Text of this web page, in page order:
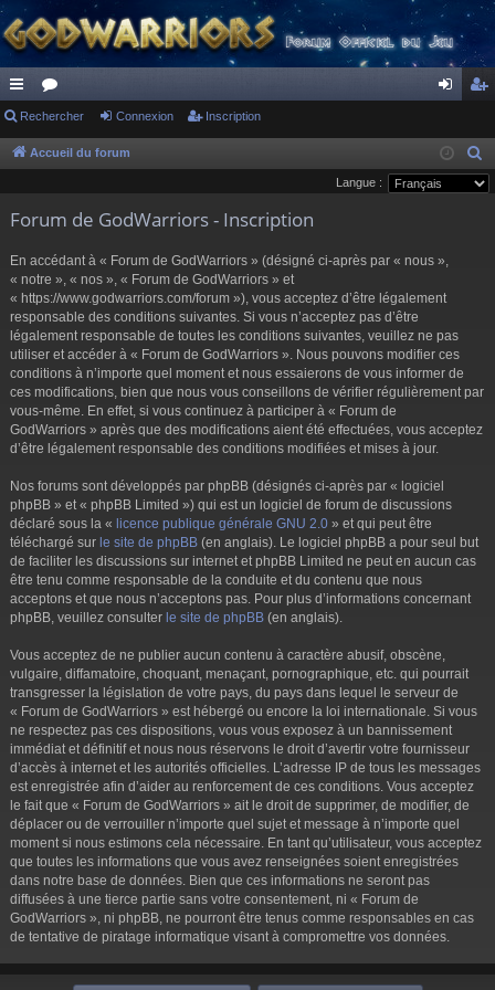
ac
co
ci
or
u
s
ne cri
pti
Rechercher Connexion Inscription
Accueil du forum
e
Langue :
Forum de GodWarriors - Inscription
En accédant à « Forum de GodWarriors » (désigné ci-après par « nous »,
« notre », « nos », « Forum de GodWarriors » et
« https://www.godwarriors.com/forum »), vous acceptez d’être légalement
responsable des conditions suivantes. Si vous n’acceptez pas d’être
légalement responsable de toutes les conditions suivantes, veuillez ne pas
utiliser et accéder à « Forum de GodWarriors ». Nous pouvons modifier ces
conditions à n’importe quel moment et nous essaierons de vous informer de
ces modifications, bien que nous vous conseillons de vérifier régulièrement par
vous-même. En effet, si vous continuez à participer à « Forum de
GodWarriors » après que des modifications aient été effectuées, vous acceptez
d’être légalement responsable des conditions modifiées et mises à jour.
Nos forums sont développés par phpBB (désignés ci-après par « logiciel
phpBB » et « phpBB Limited ») qui est un logiciel de forum de discussions
déclaré sous la « licence publique générale GNU 2.0 » et qui peut être
téléchargé sur le site de phpBB (en anglais). Le logiciel phpBB a pour seul but
de faciliter les discussions sur internet et phpBB Limited ne peut en aucun cas
être tenu comme responsable de la conduite et du contenu que nous
acceptons et que nous n’acceptons pas. Pour plus d’informations concernant
phpBB, veuillez consulter le site de phpBB (en anglais).
Vous acceptez de ne publier aucun contenu à caractère abusif, obscène,
vulgaire, diffamatoire, choquant, menaçant, pornographique, etc. qui pourrait
transgresser la législation de votre pays, du pays dans lequel le serveur de
« Forum de GodWarriors » est hébergé ou encore la loi internationale. Si vous
ne respectez pas ces dispositions, vous vous exposez à un bannissement
immédiat et définitif et nous nous réservons le droit d’avertir votre fournisseur
d’accès à internet et les autorités officielles. L’adresse IP de tous les messages
est enregistrée afin d’aider au renforcement de ces conditions. Vous acceptez
le fait que « Forum de GodWarriors » ait le droit de supprimer, de modifier, de
déplacer ou de verrouiller n’importe quel sujet et message à n’importe quel
moment si nous estimons cela nécessaire. En tant qu’utilisateur, vous acceptez
que toutes les informations que vous avez renseignées soient enregistrées
dans notre base de données. Bien que ces informations ne seront pas
diffusées à une tierce partie sans votre consentement, ni « Forum de
GodWarriors », ni phpBB, ne pourront être tenus comme responsables en cas
de tentative de piratage informatique visant à compromettre vos données.